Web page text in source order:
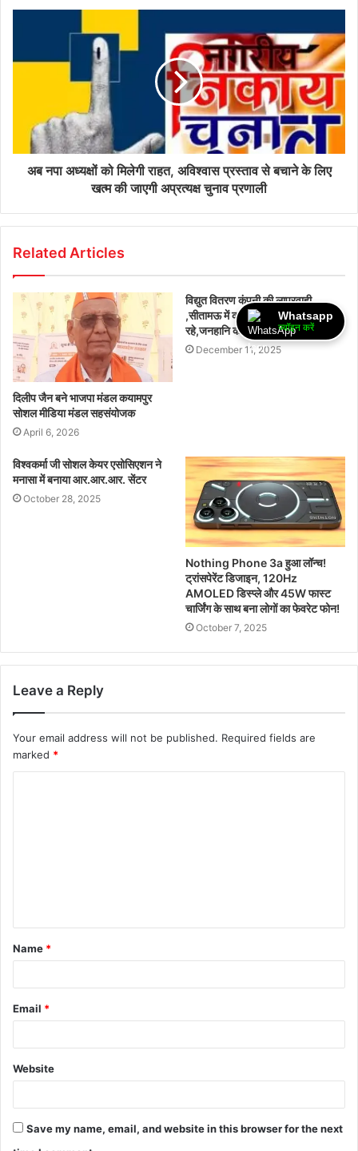
अब नपा अध्यक्षों को मिलेगी राहत, अविश्वास प्रस्ताव से बचाने के लिए
खत्म की जाएगी अप्रत्यक्ष चुनाव प्रणाली
Related Articles
दिलीप जैन बने भाजपा मंडल कयामपुर
सोशल मीडिया मंडल सहसंयोजक
April 6, 2026
विद्युत वितरण कंपनी की लापरवाही
,सीतामऊ में कई स्थानों पर विद्युत तार झूल
रहे,जनहानि का बना अंदेशा
December 11, 2025
विश्वकर्मा जी सोशल केयर एसोसिएशन ने
मनासा में बनाया आर.आर.आर. सेंटर
October 28, 2025
Nothing Phone 3a हुआ लॉन्च!
ट्रांसपेरेंट डिजाइन, 120Hz
AMOLED डिस्प्ले और 45W फास्ट
चार्जिंग के साथ बना लोगों का फेवरेट फोन!
October 7, 2025
Leave a Reply
Your email address will not be published. Required fields are
marked *
Name *
Email *
Website
Save my name, email, and website in this browser for the next
Whatsapp
ज्वॉइन करें